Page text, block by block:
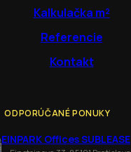
Kalkulačka m²
Referencie
Kontakt
ODPORÚČANÉ PONUKY
EINPARK Offices SUBLEASE